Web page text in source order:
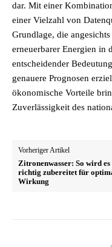
dar. Mit einer
einer Vielzahl von
Grundlage, die
erneuerbarer Energien in
entscheidender
genauere Prognosen
ökonomische Vorteile
Zuverlässigkeit des
Vorheriger Artikel
Zitronenwasser: So wird es
richtig zubereitet für
Wirkung